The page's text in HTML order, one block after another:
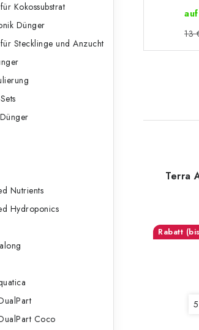
Kokossubstrat
Dünger
Stecklinge und Anzucht
Nutrients
Hydroponics
Coco
13
Terra